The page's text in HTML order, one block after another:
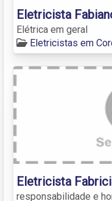
Eletricista
Elétrica em geral
Eletricistas em
Eletricista
responsabilidade e